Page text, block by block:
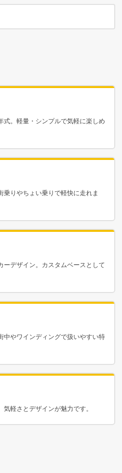
式。軽量・シンプルで気軽に楽しめ
乗りやちょい乗りで軽快に走れま
ーデザイン。カスタムベースとして
中やワインディングで扱いやすい特
軽さとデザインが魅力です。